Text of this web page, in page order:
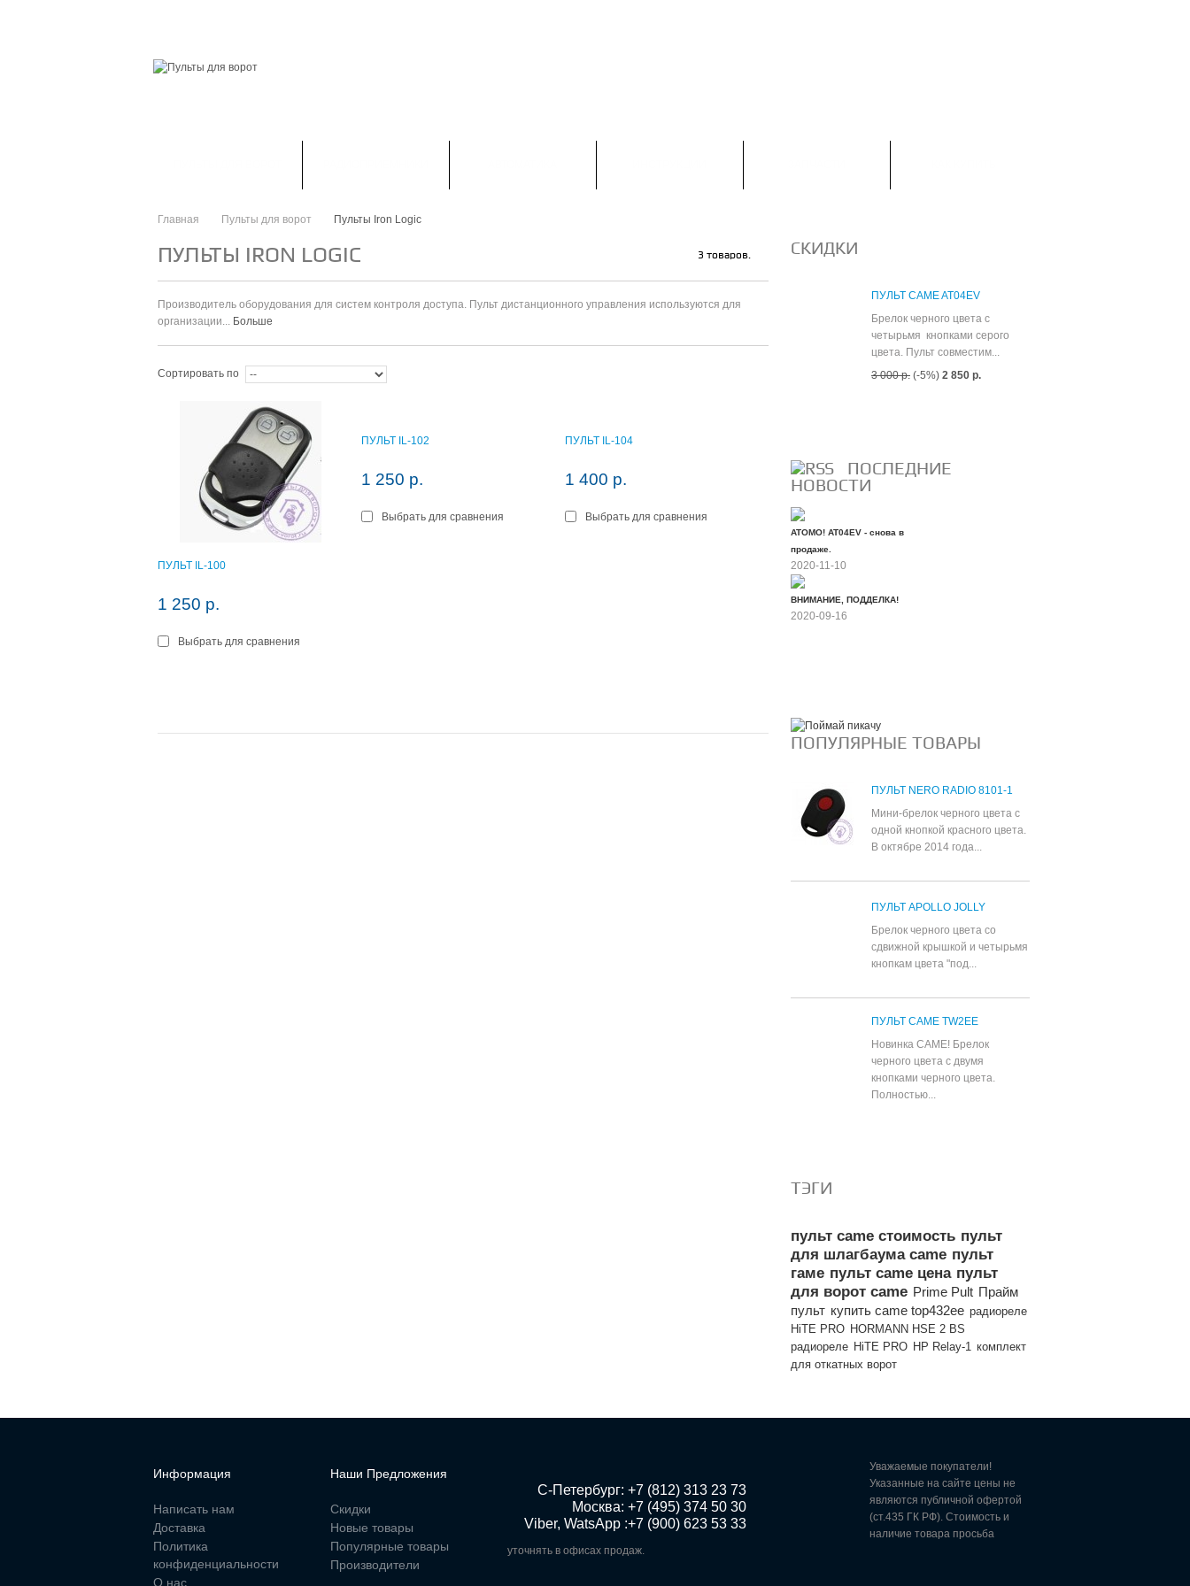
Главная
Пульты для ворот
Пульты Iron Logic
ПУЛЬТЫ IRON LOGIC 3 товаров.
Производитель оборудования для систем контроля доступа. Пульт дистанционного управления используются для
организации... Больше
Сортировать по
ПУЛЬТ IL-100
1 250 р.
Выбрать для сравнения
ПУЛЬТ IL-102
1 250 р.
Выбрать для сравнения
ПУЛЬТ IL-104
1 400 р.
Выбрать для сравнения
СКИДКИ
ПУЛЬТ CAME AT04EV
Брелок черного цвета с
четырьмя кнопками серого
цвета. Пульт совместим...
3 000 р. (-5%) 2 850 р.
ПОСЛЕДНИЕ
НОВОСТИ
ATOMO! AT04EV - снова в
продаже.
2020-11-10
ВНИМАНИЕ, ПОДДЕЛКА!
2020-09-16
ПОПУЛЯРНЫЕ ТОВАРЫ
ПУЛЬТ NERO RADIO 8101-1
Мини-брелок черного цвета с
одной кнопкой красного цвета.
В октябре 2014 года...
ПУЛЬТ APOLLO JOLLY
Брелок черного цвета со
сдвижной крышкой и четырьмя
кнопкам цвета "под...
ПУЛЬТ CAME TW2EE
Новинка CAME! Брелок
черного цвета с двумя
кнопками черного цвета.
Полностью...
ТЭГИ
пульт came стоимость пульт
для шлагбаума came пульт
гаме пульт came цена пульт
для ворот came Prime Pult Прайм
пульт купить came top432ee радиореле
HiTE PRO HORMANN HSE 2 BS
радиореле HiTE PRO HP Relay-1 комплект
для откатных ворот
Информация
Написать нам
Доставка
Политика
конфиденциальности
О нас
Наши Предложения
Скидки
Новые товары
Популярные товары
Производители
Москва: +7 (495) 374 50 30
Viber, WatsApp :+7 (900) 623 53 33
Уважаемые покупатели!
Указанные на сайте цены не
являются публичной офертой
(ст.435 ГК РФ). Стоимость и
наличие товара просьба
уточнять в офисах продаж.